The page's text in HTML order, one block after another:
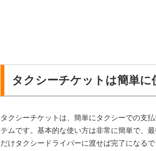
タクシーチケットは簡単に
タクシーチケットは、簡単にタクシーでの支
テムです。基本的な使い方は非常に簡単で、
だけタクシードライバーに渡せば完了になる